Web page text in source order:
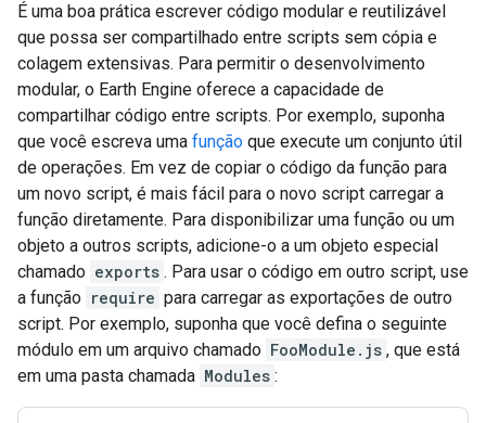
É uma boa prática escrever código modular e reutilizável
que possa ser compartilhado entre scripts sem cópia e
colagem extensivas. Para permitir o desenvolvimento
modular, o Earth Engine oferece a capacidade de
compartilhar código entre scripts. Por exemplo, suponha
que você escreva uma função que execute um conjunto útil
de operações. Em vez de copiar o código da função para
um novo script, é mais fácil para o novo script carregar a
função diretamente. Para disponibilizar uma função ou um
objeto a outros scripts, adicione-o a um objeto especial
chamado exports . Para usar o código em outro script, use
a função require para carregar as exportações de outro
script. Por exemplo, suponha que você defina o seguinte
módulo em um arquivo chamado FooModule.js , que está
em uma pasta chamada Modules :